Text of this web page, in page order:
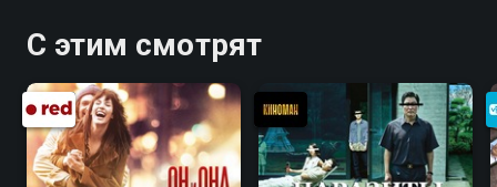
С этим смотрят